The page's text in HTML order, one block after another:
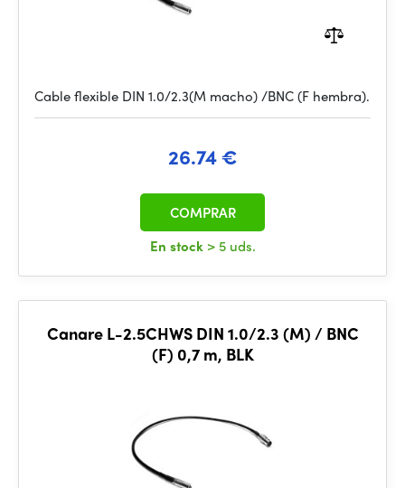
Cable flexible DIN 1.0/2.3(M macho) /BNC (F hembra).
26.74 €
En stock > 5 uds.
COMPRAR
Canare L-2.5CHWS DIN 1.0/2.3 (M) / BNC
(F) 0,7 m, BLK